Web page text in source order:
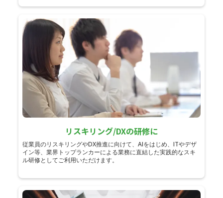
リスキリング/DXの研修に
従業員のリスキリングやDX推進に向けて、AIをはじめ、ITやデザ
イン等、業界トップランカーによる業務に直結した実践的なスキ
ル研修としてご利用いただけます。